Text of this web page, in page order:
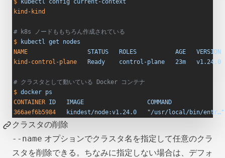
$ kubectl config current-context
kind-kind
# k8s ノードももちろん作成されている
$ kubectl get nodes
NAME
                 STATUS
   ROLES
           AGE
   VERSION
kind-control-plane
   Ready
    control-plane
   23m
   v1.24.0
# クラスタとして動いている Docker コンテナ
$ docker ps
CONTAINER ID
   IMAGE
                  COMMAND
366aef6b5984
   kindest/node:v1.24.0
   "/usr/local/bin/entr…"
クラスタの削除
--name オプションでクラスタ名を指定して任意のクラ
スタを削除できる。ちなみに指定しない場合は、デフォ